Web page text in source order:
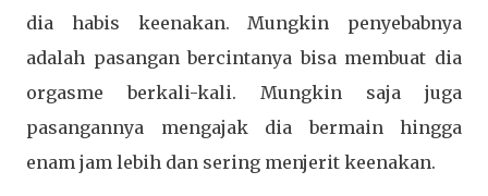
dia habis keenakan. Mungkin penyebabnya
adalah pasangan bercintanya bisa membuat dia
orgasme berkali-kali. Mungkin saja juga
pasangannya mengajak dia bermain hingga
enam jam lebih dan sering menjerit keenakan.